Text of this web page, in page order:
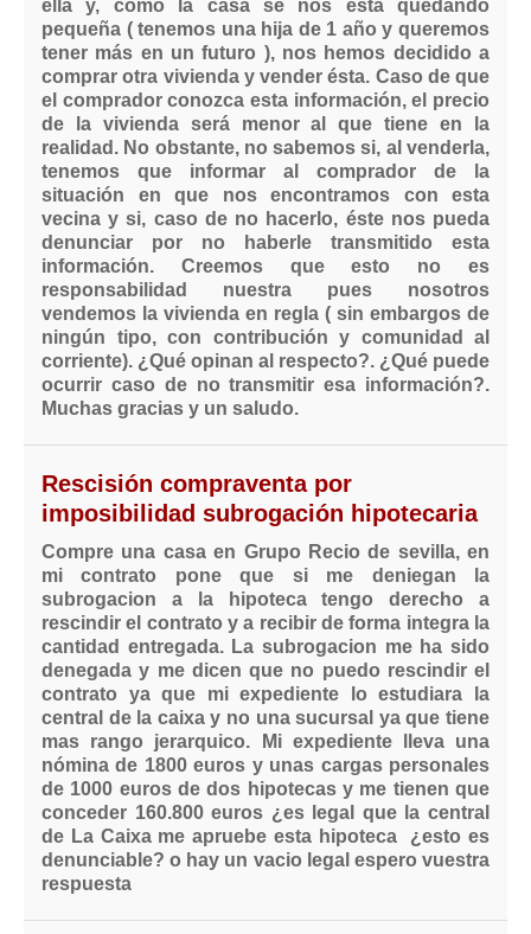
ella y, como la casa se nos está quedando
pequeña ( tenemos una hija de 1 año y queremos
tener más en un futuro ), nos hemos decidido a
comprar otra vivienda y vender ésta. Caso de que
el comprador conozca esta información, el precio
de la vivienda será menor al que tiene en la
realidad. No obstante, no sabemos si, al venderla,
tenemos que informar al comprador de la
situación en que nos encontramos con esta
vecina y si, caso de no hacerlo, éste nos pueda
denunciar por no haberle transmitido esta
información. Creemos que esto no es
responsabilidad nuestra pues nosotros
vendemos la vivienda en regla ( sin embargos de
ningún tipo, con contribución y comunidad al
corriente). ¿Qué opinan al respecto?. ¿Qué puede
ocurrir caso de no transmitir esa información?.
Muchas gracias y un saludo.
Rescisión compraventa por
imposibilidad subrogación hipotecaria
Compre una casa en Grupo Recio de sevilla, en
mi contrato pone que si me deniegan la
subrogacion a la hipoteca tengo derecho a
rescindir el contrato y a recibir de forma integra la
cantidad entregada. La subrogacion me ha sido
denegada y me dicen que no puedo rescindir el
contrato ya que mi expediente lo estudiara la
central de la caixa y no una sucursal ya que tiene
mas rango jerarquico. Mi expediente lleva una
nómina de 1800 euros y unas cargas personales
de 1000 euros de dos hipotecas y me tienen que
conceder 160.800 euros ¿es legal que la central
de La Caixa me apruebe esta hipoteca ¿esto es
denunciable? o hay un vacio legal espero vuestra
respuesta